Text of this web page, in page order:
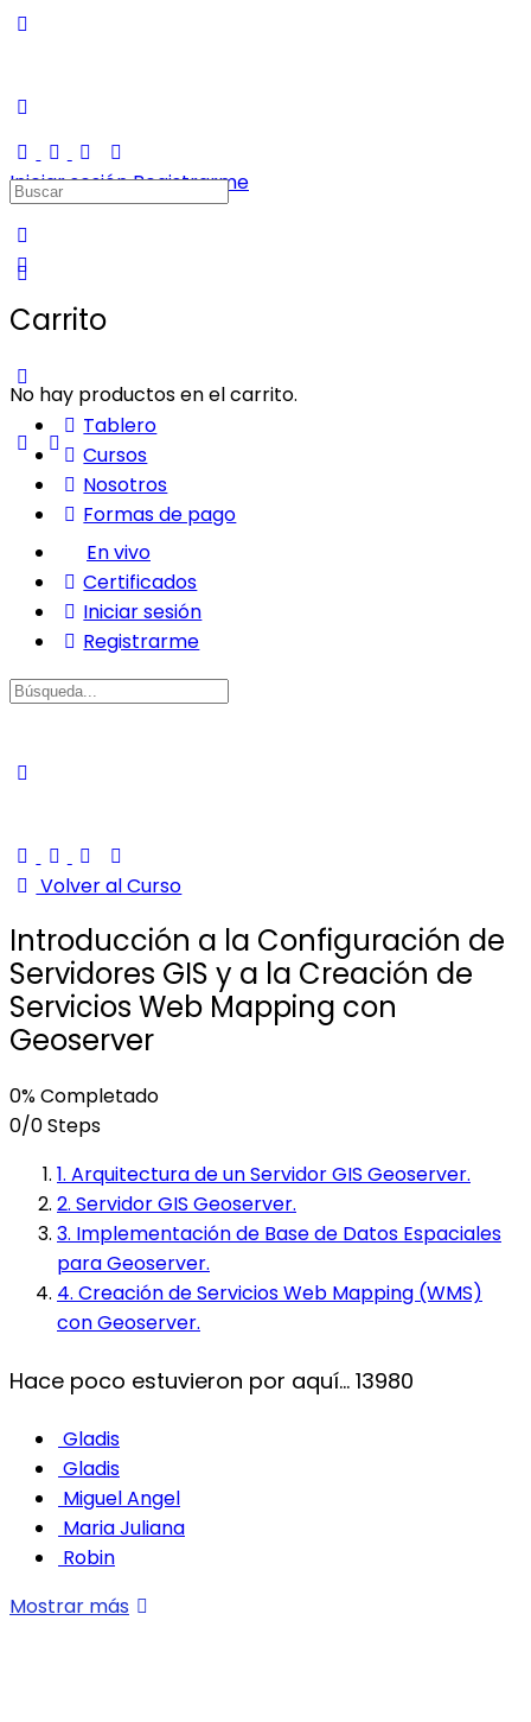
Iniciar sesiónRegistrarme
Carrito
No hay productos en el carrito.
Buscar:
Tablero
Cursos
Nosotros
Formas de pago
En vivo
Certificados
Iniciar sesión
Registrarme
Buscar:
Volver al Curso
Introducción a la Configuración de
Servidores GIS y a la Creación de
Servicios Web Mapping con
Geoserver
0% Completado
0/0 Steps
1. Arquitectura de un Servidor GIS Geoserver.
2. Servidor GIS Geoserver.
3. Implementación de Base de Datos Espaciales
para Geoserver.
4. Creación de Servicios Web Mapping (WMS)
con Geoserver.
Hace poco estuvieron por aquí... 13980
Gladis
Gladis
Miguel Angel
Maria Juliana
Robin
Mostrar más